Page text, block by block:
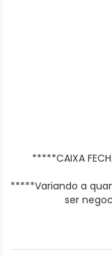
*****CAIXA
*****Variando a
ser